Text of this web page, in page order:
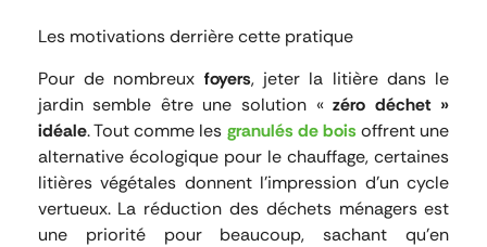
Les motivations derrière cette pratique
Pour de nombreux foyers, jeter la litière dans le
jardin semble être une solution «zéro déchet »
idéale. Tout comme les granulés de bois offrent une
alternative écologique pour le chauffage, certaines
litières végétales donnent l’impression d’un cycle
vertueux. La réduction des déchets ménagers est
une priorité pour beaucoup, sachant qu’en